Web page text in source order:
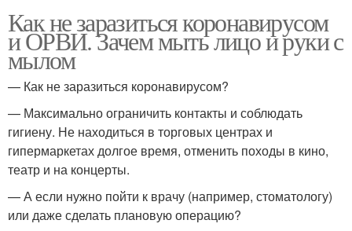
Как не заразиться коронавирусом
и ОРВИ. Зачем мыть лицо и руки с
мылом
— Как не заразиться коронавирусом?
— Максимально ограничить контакты и соблюдать
гигиену. Не находиться в торговых центрах и
гипермаркетах долгое время, отменить походы в кино,
театр и на концерты.
— А если нужно пойти к врачу (например, стоматологу)
или даже сделать плановую операцию?